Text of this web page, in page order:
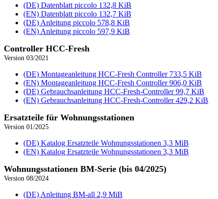
(DE) Datenblatt piccolo 132,8 KiB
(EN) Datenblatt piccolo 132,7 KiB
(DE) Anleitung piccolo 578,8 KiB
(EN) Anleitung piccolo 597,9 KiB
Controller HCC-Fresh
Version 03/2021
(DE) Montageanleitung HCC-Fresh Controller 733,5 KiB
(EN) Montageanleitung HCC-Fresh Controller 906,0 KiB
(DE) Gebrauchsanleitung HCC-Fresh-Controller 99,7 KiB
(EN) Gebrauchsanleitung HCC-Fresh-Controller 429,2 KiB
Ersatzteile für Wohnungs­stationen
Version 01/2025
(DE) Katalog Ersatzteile Wohnungsstationen 3,3 MiB
(EN) Katalog Ersatzteile Wohnungsstationen 3,3 MiB
Wohnungs­stationen BM-Serie (bis 04/2025)
Version 08/2024
(DE) Anleitung BM‑all 2,9 MiB